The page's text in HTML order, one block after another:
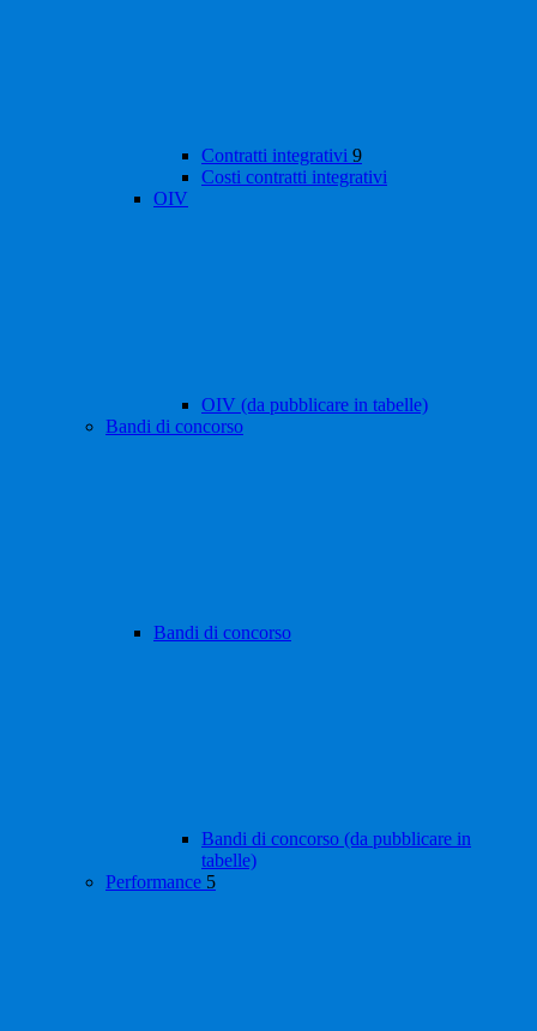
Contratti integrativi 9
Costi contratti integrativi
OIV
OIV (da pubblicare in tabelle)
Bandi di concorso
Bandi di concorso
Bandi di concorso (da pubblicare in
tabelle)
Performance 5